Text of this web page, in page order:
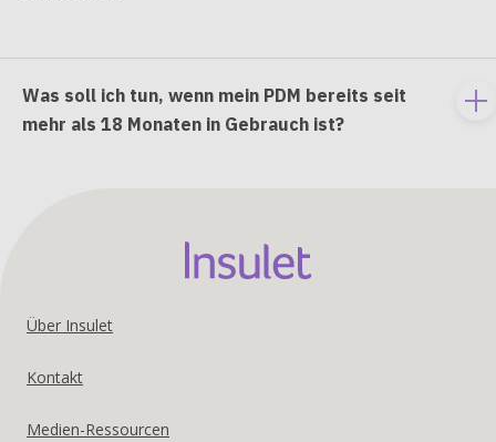
Was soll ich tun, wenn mein PDM bereits seit
mehr als 18 Monaten in Gebrauch ist?
Footer
United
States
Über Insulet
Kontakt
Medien-Ressourcen